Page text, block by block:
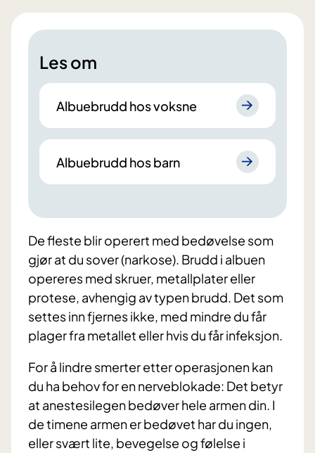
Les om
Albuebrudd hos voksne
Albuebrudd hos barn
De fleste blir operert med bedøvelse som
gjør at du sover (narkose). Brudd i albuen
opereres med skruer, metallplater eller
protese, avhengig av typen brudd. Det som
settes inn fjernes ikke, med mindre du får
plager fra metallet eller hvis du får infeksjon.
For å lindre smerter etter operasjonen kan
du ha behov for en nerveblokade: Det betyr
at anestesilegen bedøver hele armen din. I
de timene armen er bedøvet har du ingen,
eller svært lite, bevegelse og følelse i